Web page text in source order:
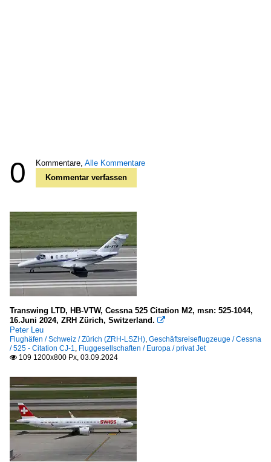
0 Kommentare, Alle Kommentare
Kommentar verfassen
Transwing LTD, HB-VTW, Cessna 525 Citation M2, msn: 525-1044,
16.Juni 2024, ZRH Zürich, Switzerland. 
Peter Leu
Flughäfen / Schweiz / Zürich (ZRH-LSZH), Geschäftsreiseflugzeuge / Cessna
/ 525 - Citation CJ-1, Fluggesellschaften / Europa / privat Jet
 109 1200x800 Px, 03.09.2024